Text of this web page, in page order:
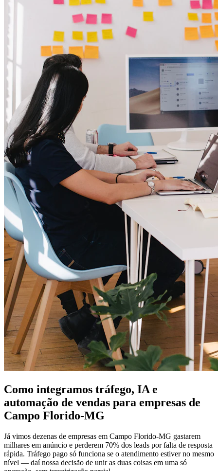
Como integramos tráfego, IA e
automação de vendas para empresas de
Campo Florido-MG
Já vimos dezenas de empresas em Campo Florido-MG gastarem
milhares em anúncio e perderem 70% dos leads por falta de resposta
rápida. Tráfego pago só funciona se o atendimento estiver no mesmo
nível — daí nossa decisão de unir as duas coisas em uma só